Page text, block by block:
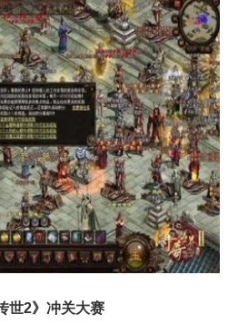
世2》冲关大赛